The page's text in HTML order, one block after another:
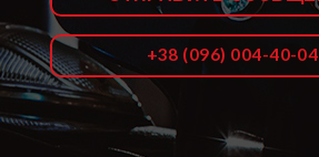
+38 (096) 004-40-04